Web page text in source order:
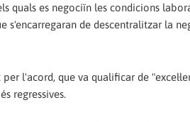
quals es negociïn les condicions
s'encarregaran de descentralitzar la
l'acord, que va qualificar de
regressives.